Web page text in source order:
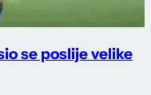
se poslije velike